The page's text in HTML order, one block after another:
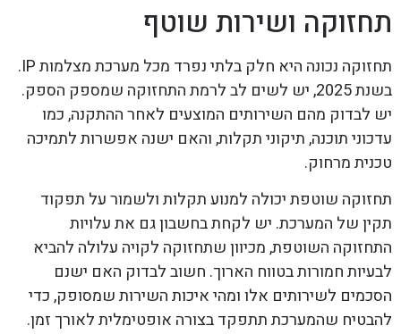
תחזוקה ושירות שוטף
תחזוקה נכונה היא חלק בלתי נפרד מכל מערכת מצלמות IP.
בשנת 2025, יש לשים לב לרמת התחזוקה שמספק הספק.
יש לבדוק מהם השירותים המוצעים לאחר ההתקנה, כמו
עדכוני תוכנה, תיקוני תקלות, והאם ישנה אפשרות לתמיכה
טכנית מרחוק.
תחזוקה שוטפת יכולה למנוע תקלות ולשמור על תפקוד
תקין של המערכת. יש לקחת בחשבון גם את עלויות
התחזוקה השוטפת, מכיוון שתחזוקה לקויה עלולה להביא
לבעיות חמורות בטווח הארוך. חשוב לבדוק האם ישנם
הסכמים לשירותים אלו ומהי איכות השירות שמסופק, כדי
להבטיח שהמערכת תתפקד בצורה אופטימלית לאורך זמן.